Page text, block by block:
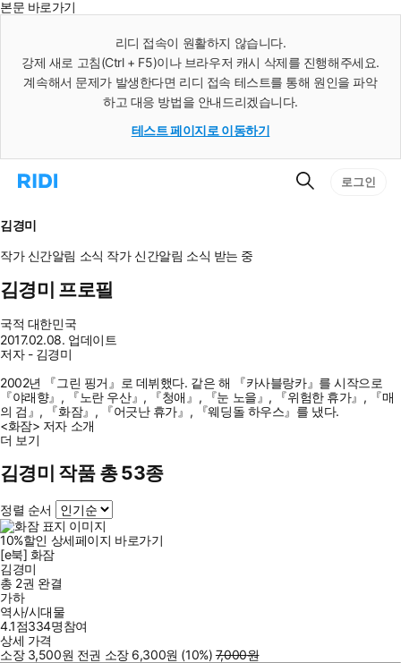
본문 바로가기
리디 접속이 원활하지 않습니다.
강제 새로 고침(Ctrl + F5)이나 브라우저 캐시 삭제를 진행해주세요.
계속해서 문제가 발생한다면 리디 접속 테스트를 통해 원인을 파악
하고 대응 방법을 안내드리겠습니다.
테스트 페이지로 이동하기
리
으
로
이
동
검
로그인
김경미
작가 신간알림 소식 작가 신간알림 소식 받는 중
김경미 프로필
국적 대한민국
2017.02.08. 업데이트
저자 - 김경미
2002년 『그린 핑거』로 데뷔했다. 같은 해 『카사블랑카』를 시작으로
『야래향』, 『노란 우산』, 『청애』, 『눈 노을』, 『위험한 휴가』, 『매
의 검』, 『화잠』, 『어긋난 휴가』, 『웨딩돌 하우스』를 냈다.
<화잠> 저자 소개
더 보기
김경미 작품 총 53종
정렬 순서
10%할인 상세페이지 바로가기
[e북] 화잠
김경미
총 2권 완결
가하
역사/시대물
4.1점334명참여
상세 가격
소장 3,500원 전권 소장 6,300원 (10%) 7,000원